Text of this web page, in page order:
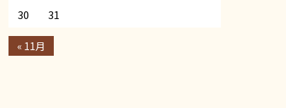
30
31
« 11月